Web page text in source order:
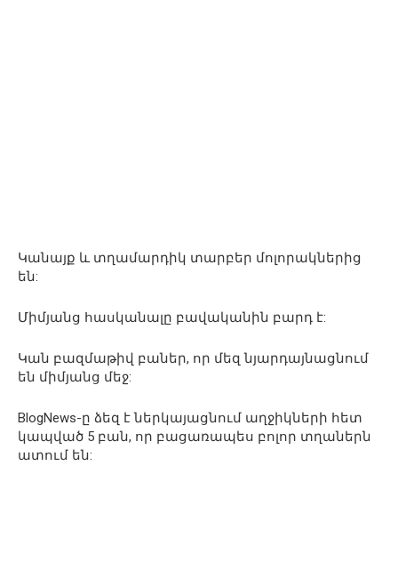
Կանայք և տղամարդիկ տարբեր մոլորակներից
են:
Միմյանց հասկանալը բավականին բարդ է:
Կան բազմաթիվ բաներ, որ մեզ նյարդայնացնում
են միմյանց մեջ:
BlogNews-ը ձեզ է ներկայացնում աղջիկների հետ
կապված 5 բան, որ բացառապես բոլոր տղաներն
ատում են: